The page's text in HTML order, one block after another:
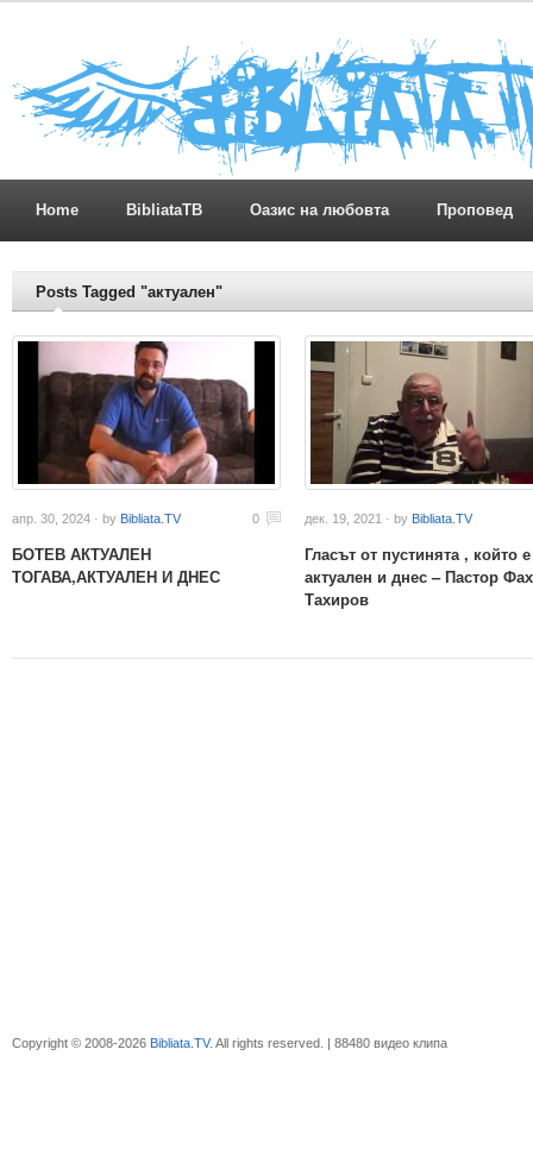
Home BibliataTB Оазис на любовта Проповед
Posts Tagged "актуален"
апр. 30, 2024 · by Bibliata.TV 0
БОТЕВ АКТУАЛЕН
ТОГАВА,АКТУАЛЕН И ДНЕС
дек. 19, 2021 · by Bibliata.TV
Гласът от пустинята , който е
актуален и днес – Пастор
Тахиров
Copyright © 2008-2026 Bibliata.TV. All rights reserved. | 88480 видео клипа